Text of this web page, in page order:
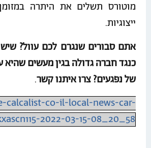
מוטורס תשלים את היתרה
ייצוגיות.
אתם סבורים שנגרם לכם עוול?
כנגד חברה גדולה בגין מעשים שהיא
של נפגעים? צרו איתנו קשר.
calcalist-co-il-local-news-car-
2022-03-15-08_20_58